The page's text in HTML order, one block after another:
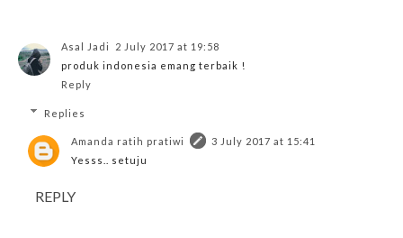
Asal Jadi
2 July 2017 at 19:58
produk indonesia emang terbaik !
Reply
Replies
Amanda ratih pratiwi
3 July 2017 at 15:41
Yesss.. setuju
REPLY